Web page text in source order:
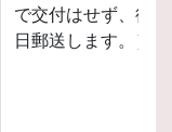
で交付はせず、後
日郵送します。）